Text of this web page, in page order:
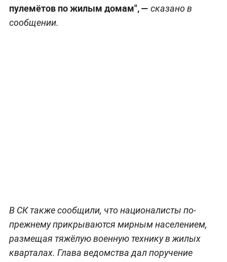
пулемётов по жилым домам",— сказано в
сообщении.
В СК также сообщили, что националисты по-
прежнему прикрываются мирным населением,
размещая тяжёлую военную технику в жилых
кварталах. Глава ведомства дал поручение